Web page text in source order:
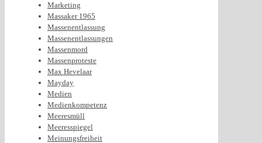
Marketing
Massaker 1965
Massenentlassung
Massenentlassungen
Massenmord
Massenproteste
Max Hevelaar
Mayday
Medien
Medienkompetenz
Meeresmüll
Meeresspiegel
Meinungsfreiheit